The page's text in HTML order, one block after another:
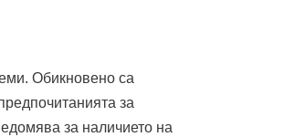
Обикновено са
за
за наличието на